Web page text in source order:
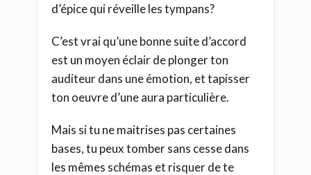
d’épice qui réveille les tympans?
C’est vrai qu’une bonne suite d’accord
est un moyen éclair de plonger ton
auditeur dans une émotion, et tapisser
ton oeuvre d’une aura particulière.
Mais si tu ne maitrises pas certaines
bases, tu peux tomber sans cesse dans
les mêmes schémas et risquer de te